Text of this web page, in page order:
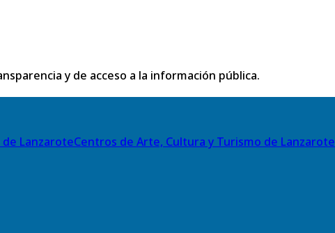
y de acceso a la información pública.
Centros de Arte, Cultura y Turismo de Lanzarote